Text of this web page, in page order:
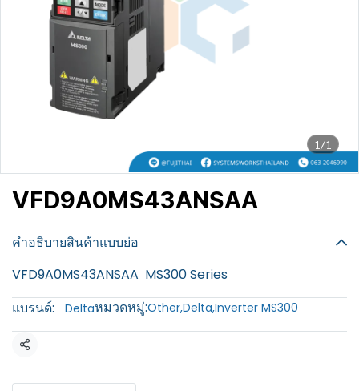
1/1
VFD9A0MS43ANSAA
คำอธิบายสินค้าแบบย่อ
VFD9A0MS43ANSAA MS300 Series
แบรนด์:
Deltaหมวดหมู่:Other,Delta,Inverter MS300
แชร์